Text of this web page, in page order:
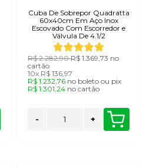
Cuba De Sobrepor Quadratta
60x40cm Em Aço Inox
Escovado Com Escorredor e
Válvula De 4.1/2
R$ 2.282,90R$ 1.369,73 no
cartão
10x R$ 136,97
R$ 1.232,76 no boleto ou pix
R$ 1.301,24 nocartão
- +